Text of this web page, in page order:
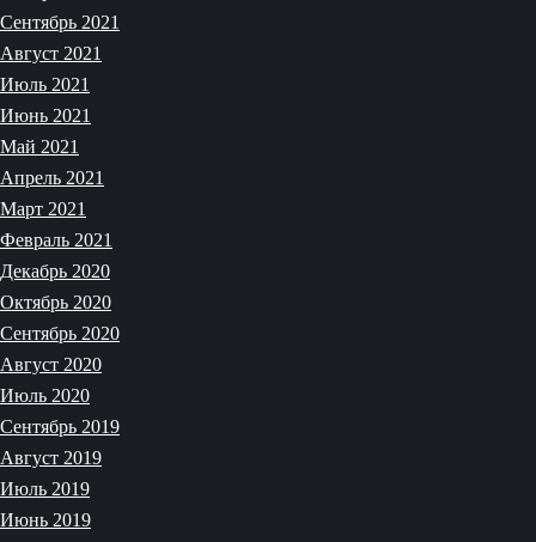
Сентябрь 2021
Август 2021
Июль 2021
Июнь 2021
Май 2021
Апрель 2021
Март 2021
Февраль 2021
Декабрь 2020
Октябрь 2020
Сентябрь 2020
Август 2020
Июль 2020
Сентябрь 2019
Август 2019
Июль 2019
Июнь 2019